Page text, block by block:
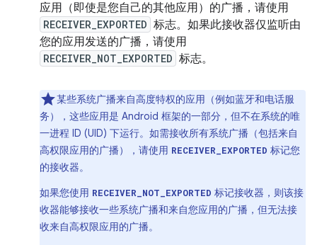
应用（即使是您自己的其他应用）的广播，请使用
RECEIVER_EXPORTED 标志。如果此接收器仅监听由
您的应用发送的广播，请使用
RECEIVER_NOT_EXPORTED 标志。
某些系统广播来自高度特权的应用（例如蓝牙和电话服
务），这些应用是 Android 框架的一部分，但不在系统的唯
一进程 ID (UID) 下运行。如需接收所有系统广播（包括来自
高权限应用的广播），请使用 RECEIVER_EXPORTED 标记您
的接收器。
如果您使用 RECEIVER_NOT_EXPORTED 标记接收器，则该接
收器能够接收一些系统广播和来自您应用的广播，但无法接
收来自高权限应用的广播。